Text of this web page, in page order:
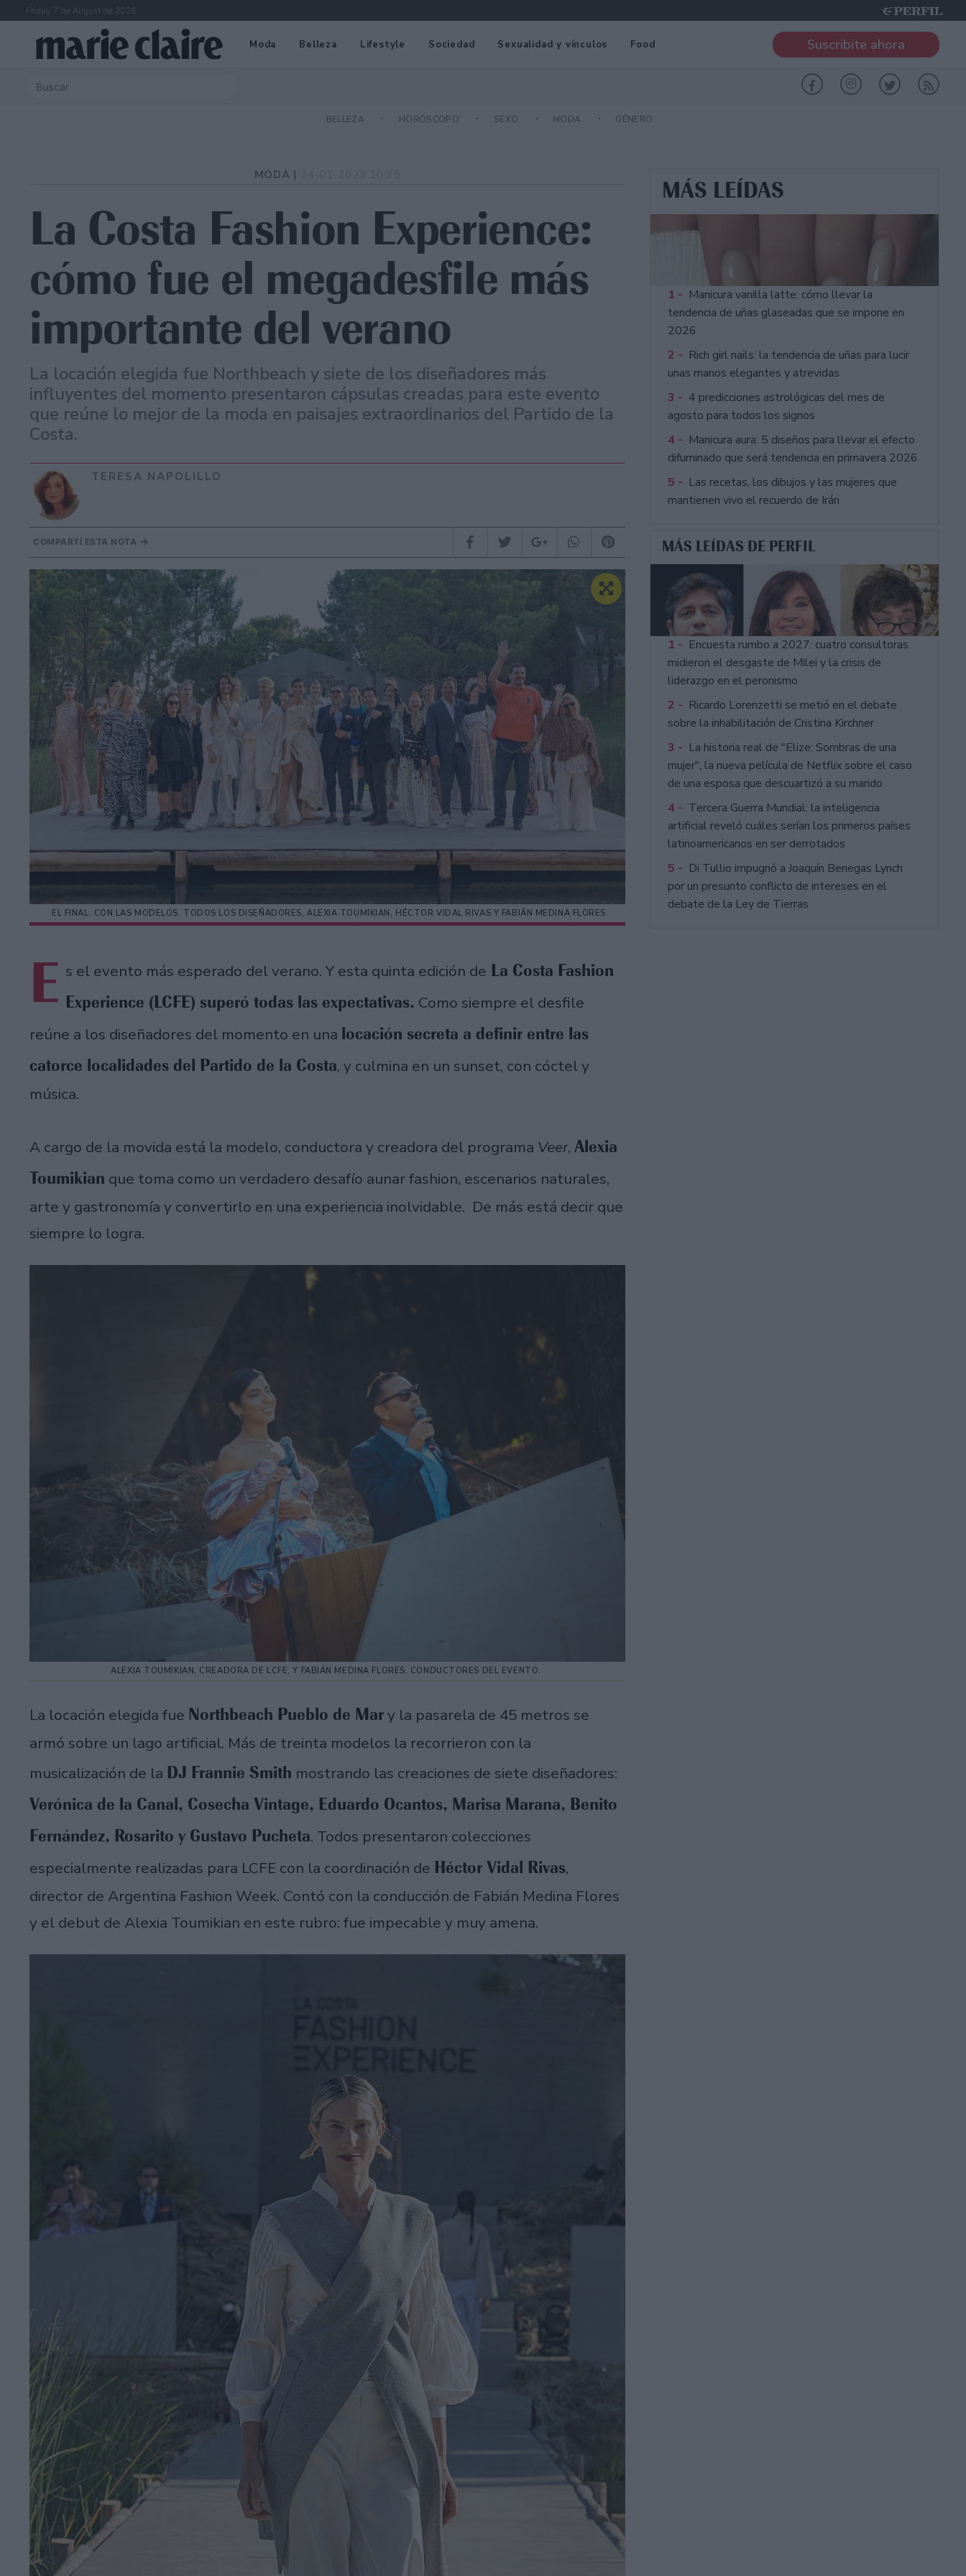
Friday 7 de August de 2026
Moda Belleza Lifestyle Sociedad Sexualidad y vínculos Food Suscribite ahora
BELLEZA HORÓSCOPO SEXO MODA GÉNERO
MODA |
La Costa Fashion Experience:
cómo fue el megadesfile más
importante del verano
La locación elegida fue Northbeach y siete de los diseñadores más
influyentes del momento presentaron cápsulas creadas para este evento
que reúne lo mejor de la moda en paisajes extraordinarios del Partido de la
Costa.
TERESA NAPOLILLO
COMPARTÍ ESTA NOTA
EL FINAL: CON LAS MODELOS, TODOS LOS DISEÑADORES, ALEXIA TOUMIKIAN, HÉCTOR VIDAL RIVAS Y FABIÁN MEDINA FLORES.
E s el evento más esperado del verano. Y esta quinta edición de La Costa Fashion
Experience (LCFE) superó todas las expectativas. Como siempre el desfile
reúne a los diseñadores del momento en una locación secreta a definir entre las
catorce localidades del Partido de la Costa, y culmina en un sunset, con cóctel y
música.
A cargo de la movida está la modelo, conductora y creadora del programa Veer, Alexia
Toumikian que toma como un verdadero desafío aunar fashion, escenarios naturales,
arte y gastronomía y convertirlo en una experiencia inolvidable. De más está decir que
siempre lo logra.
ALEXIA TOUMIKIAN, CREADORA DE LCFE, Y FABIÁN MEDINA FLORES, CONDUCTORES DEL EVENTO.
La locación elegida fue Northbeach Pueblo de Mary la pasarela de 45 metros se
armó sobre un lago artificial. Más de treinta modelos la recorrieron con la
musicalización de la DJ Frannie Smith mostrando las creaciones de siete diseñadores:
Verónica de la Canal, Cosecha Vintage, Eduardo Ocantos, Marisa Marana, Benito
Fernández, Rosarito y Gustavo Pucheta. Todos presentaron colecciones
especialmente realizadas para LCFE con la coordinación de Héctor Vidal Rivas,
director de Argentina Fashion Week. Contó con la conducción de Fabián Medina Flores
y el debut de Alexia Toumikian en este rubro: fue impecable y muy amena.
MÁS LEÍDAS
1 - Manicura vanilla latte: cómo llevar la
tendencia de uñas glaseadas que se impone en
2026
2 - Rich girl nails: la tendencia de uñas para lucir
unas manos elegantes y atrevidas
3 - 4 predicciones astrológicas del mes de
agosto para todos los signos
4 - Manicura aura: 5 diseños para llevar el efecto
difuminado que será tendencia en primavera 2026
5 - Las recetas, los dibujos y las mujeres que
mantienen vivo el recuerdo de Irán
MÁS LEÍDAS DE PERFIL
1 - Encuesta rumbo a 2027: cuatro consultoras
midieron el desgaste de Milei y la crisis de
liderazgo en el peronismo
2 - Ricardo Lorenzetti se metió en el debate
sobre la inhabilitación de Cristina Kirchner
3 - La historia real de "Elize: Sombras de una
mujer", la nueva película de Netflix sobre el caso
de una esposa que descuartizó a su marido
4 - Tercera Guerra Mundial: la inteligencia
artificial reveló cuáles serían los primeros países
latinoamericanos en ser derrotados
5 - Di Tullio impugnó a Joaquín Benegas Lynch
por un presunto conflicto de intereses en el
debate de la Ley de Tierras